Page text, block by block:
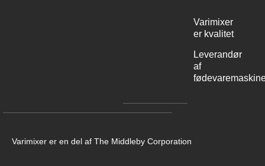
Varimixer
er kvalitet
Leverandør
af
Varimixer er en del af The Middleby Corporation